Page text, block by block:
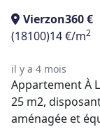
Vierzon360 €
(18100)14 €/m2
il y a 4 mois
Appartement À
25 m2,
aménagée et